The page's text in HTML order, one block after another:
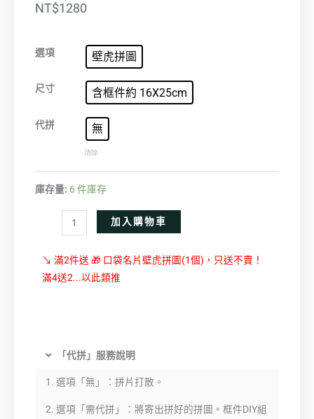
NT$1280
選項 壁虎拼圖
尺寸 含框件約 16X25cm
代拼 無
清除
庫存量: 6 件庫存
花
數
加入購物車
↘ 滿2件送 🎁 口袋名片壁虎拼圖(1個)，只送不賣！
滿4送2...以此類推
「代拼」服務說明
1. 選項「無」：拼片打散。
2. 選項「需代拼」：將寄出拼好的拼圖。框件DIY組